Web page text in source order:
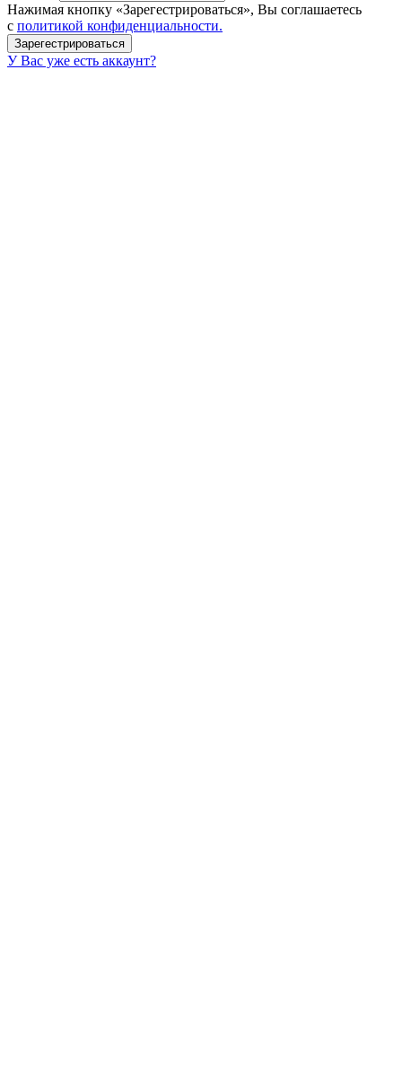
Нажимая кнопку «Зарегестрироваться», Вы соглашаетесь
с политикой конфиденциальности.
У Вас уже есть аккаунт?